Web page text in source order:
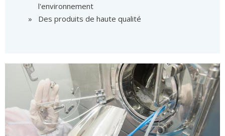
l'environnement
Des produits de haute qualité